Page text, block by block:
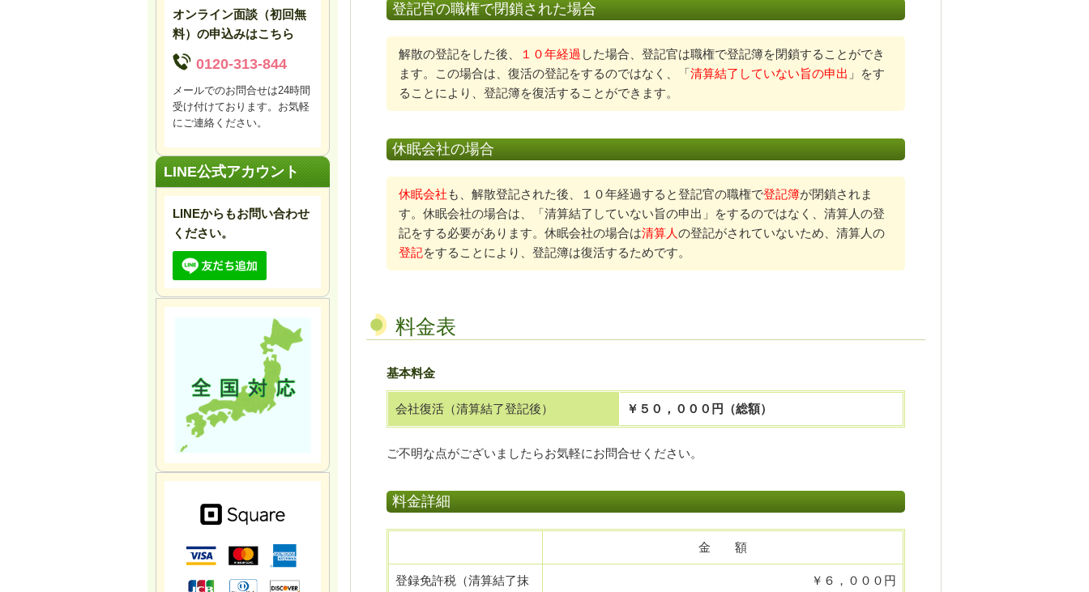
登記官の職権で閉鎖された場合
解散の登記をした後、 １０年経過 した場合、登記官は職権で登記簿を閉鎖することができ
ます。この場合は、復活の登記をするのではなく、「清算結了していない旨の申出 」をす
ることにより、登記簿を復活することができます。
休眠会社の場合
休眠会社 も、解散登記された後、１０年経過すると登記官の職権で登記簿が閉鎖されま
す。休眠会社の場合は、「清算結了していない旨の申出」をするのではなく、清算人の登
記をする必要があります。休眠会社の場合は清算人の登記がされていないため、清算人の
登記をすることにより、登記簿は復活するためです。
料金表
基本料金
会社復活（清算結了登記後） ￥５０，０００円（総額）
ご不明な点がございましたらお気軽にお問合せください。
料金詳細
金 額
登録免許税（清算結了抹
￥６，０００円
オンライン面談（初回無
料）の申込みはこちら
0120-313-844
メールでのお問合せは24時間
受け付けております。お気軽
にご連絡ください。
LINE公式アカウント
LINEからもお問い合わせ
ください。